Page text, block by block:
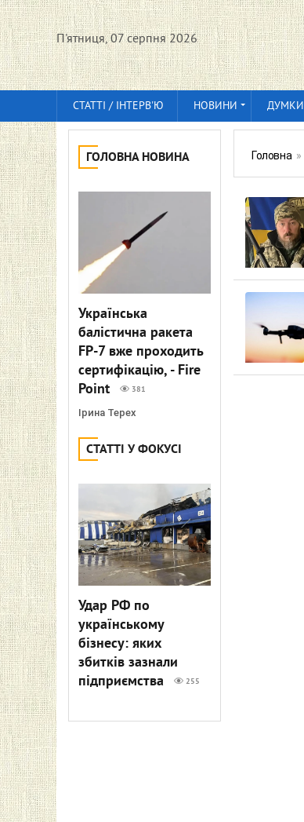
П'ятниця, 07 серпня 2026
СТАТТІ / ІНТЕРВ'Ю НОВИНИ ДУМКИ
ГОЛОВНА НОВИНА
Українська
балістична ракета
FP-7 вже проходить
сертифікацію, - Fire
Point
381
Ірина Терех
СТАТТІ У ФОКУСІ
Удар РФ по
українському
бізнесу: яких
збитків зазнали
підприємства
255
Головна »